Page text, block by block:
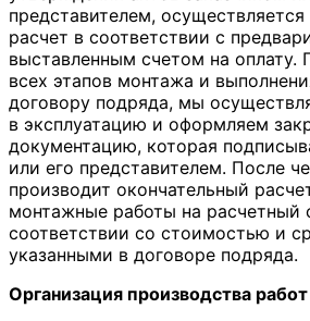
представителем,
расчет в соответствии с
выставленным счетом на оплату.
всех этапов монтажа и
договору подряда, мы
в эксплуатацию и оформляем
документацию, которая
или его представителем. После
производит окончательный
монтажные работы на расчетный
соответствии со стоимостью и
указанными в договоре подряда.
Организация производства работ